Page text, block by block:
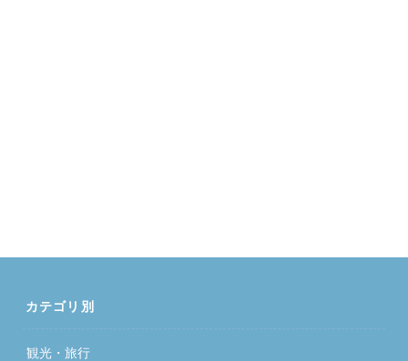
カテゴリ別
観光・旅行